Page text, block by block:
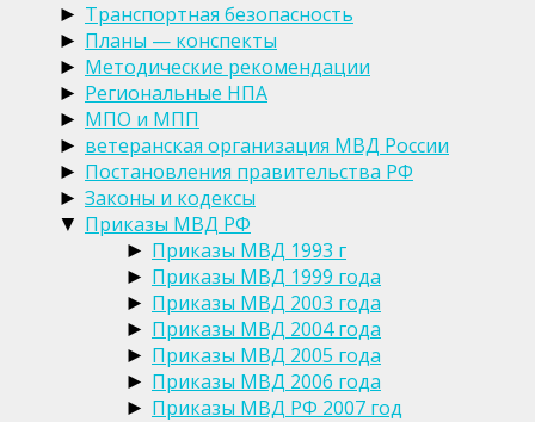
► Транспортная безопасность
► Планы — конспекты
► Методические рекомендации
► Региональные НПА
► МПО и МПП
► ветеранская организация МВД России
► Постановления правительства РФ
► Законы и кодексы
▼ Приказы МВД РФ
► Приказы МВД 1993 г
► Приказы МВД 1999 года
► Приказы МВД 2003 года
► Приказы МВД 2004 года
► Приказы МВД 2005 года
► Приказы МВД 2006 года
► Приказы МВД РФ 2007 год